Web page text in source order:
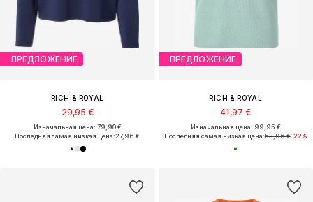
ПРЕДЛОЖЕНИЕ
RICH & ROYAL
29,95 €
Изначальная цена: 79,90 €
Последняя самая низкая цена:27,96 €
ПРЕДЛОЖЕНИЕ
RICH & ROYAL
41,97 €
Изначальная цена: 99,95 €
Последняя самая низкая цена:53,96 €-22%